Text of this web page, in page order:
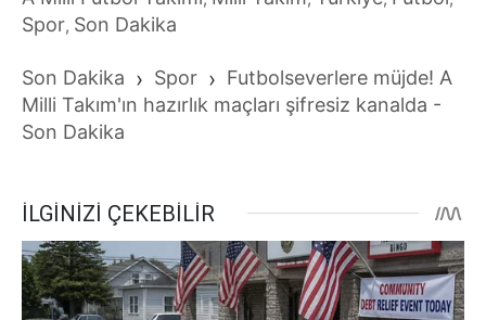
Spor, Son Dakika
Son Dakika › Spor › Futbolseverlere müjde! A
Milli Takım'ın hazırlık maçları şifresiz kanalda -
Son Dakika